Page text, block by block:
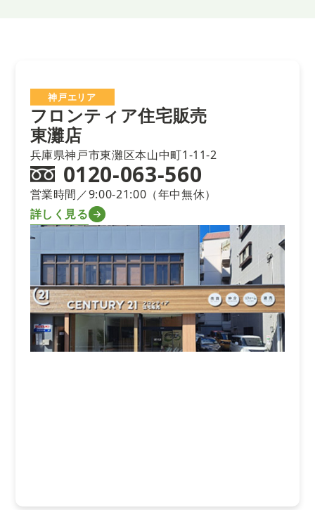
神戸エリア
フロンティア住宅販売
東灘店
兵庫県神戸市東灘区本山中町1-11-2
0120-063-560
営業時間／9:00-21:00（年中無休）
詳しく見る